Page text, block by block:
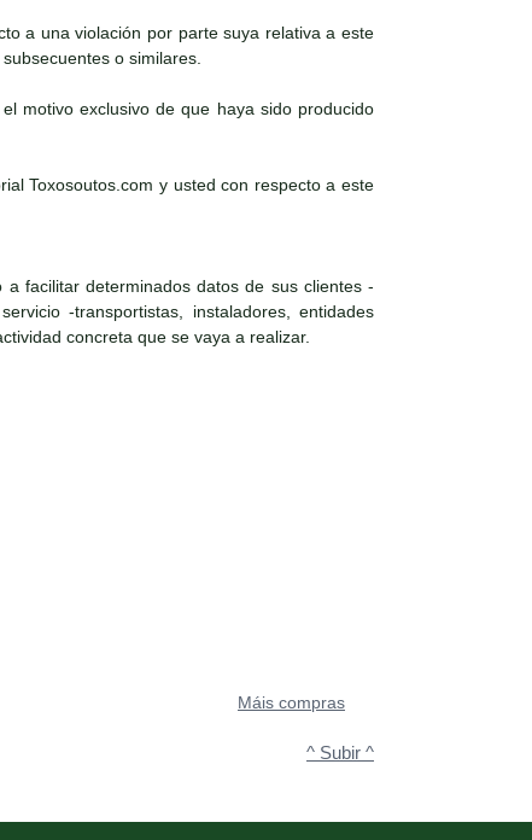
a una violación por parte suya relativa a este
o similares.
motivo exclusivo de que haya sido producido
Toxosoutos.com y usted con respecto a este
facilitar determinados datos de sus clientes -
-transportistas, instaladores, entidades
concreta que se vaya a realizar.
Máis compras
^ Subir ^